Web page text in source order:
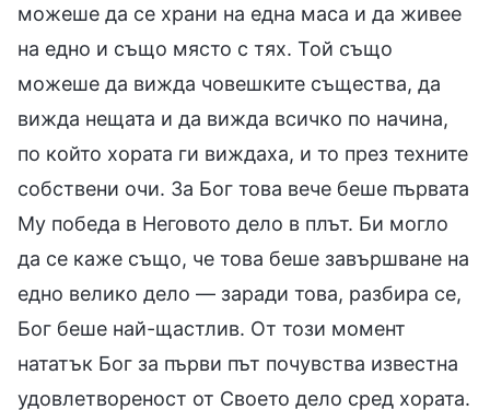
можеше да се храни на една маса и да живее
на едно и също място с тях. Той също
можеше да вижда човешките същества, да
вижда нещата и да вижда всичко по начина,
по който хората ги виждаха, и то през техните
собствени очи. За Бог това вече беше първата
Му победа в Неговото дело в плът. Би могло
да се каже също, че това беше завършване на
едно велико дело — заради това, разбира се,
Бог беше най-щастлив. От този момент
нататък Бог за първи път почувства известна
удовлетвореност от Своето дело сред хората.